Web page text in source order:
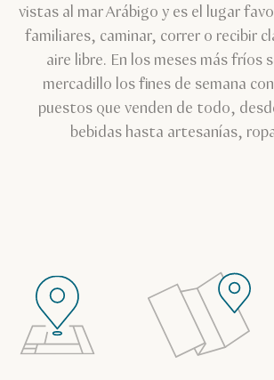
vistas al mar Arábigo y es el lugar
familiares, caminar, correr o recibir
aire libre. En los meses más fríos
mercadillo los fines de semana
puestos que venden de todo,
bebidas hasta artesanías,